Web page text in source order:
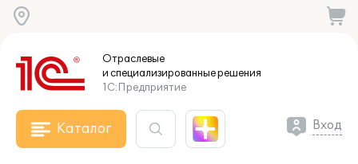
Отраслевые
и специализированныерешения
1С:Предприятие
Каталог Вход